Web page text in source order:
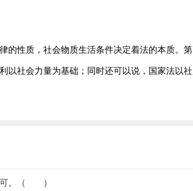
的性质，社会物质生活条件决定着法的本质。第
以社会力量为基础；同时还可以说，国家法以社
可。（ ）